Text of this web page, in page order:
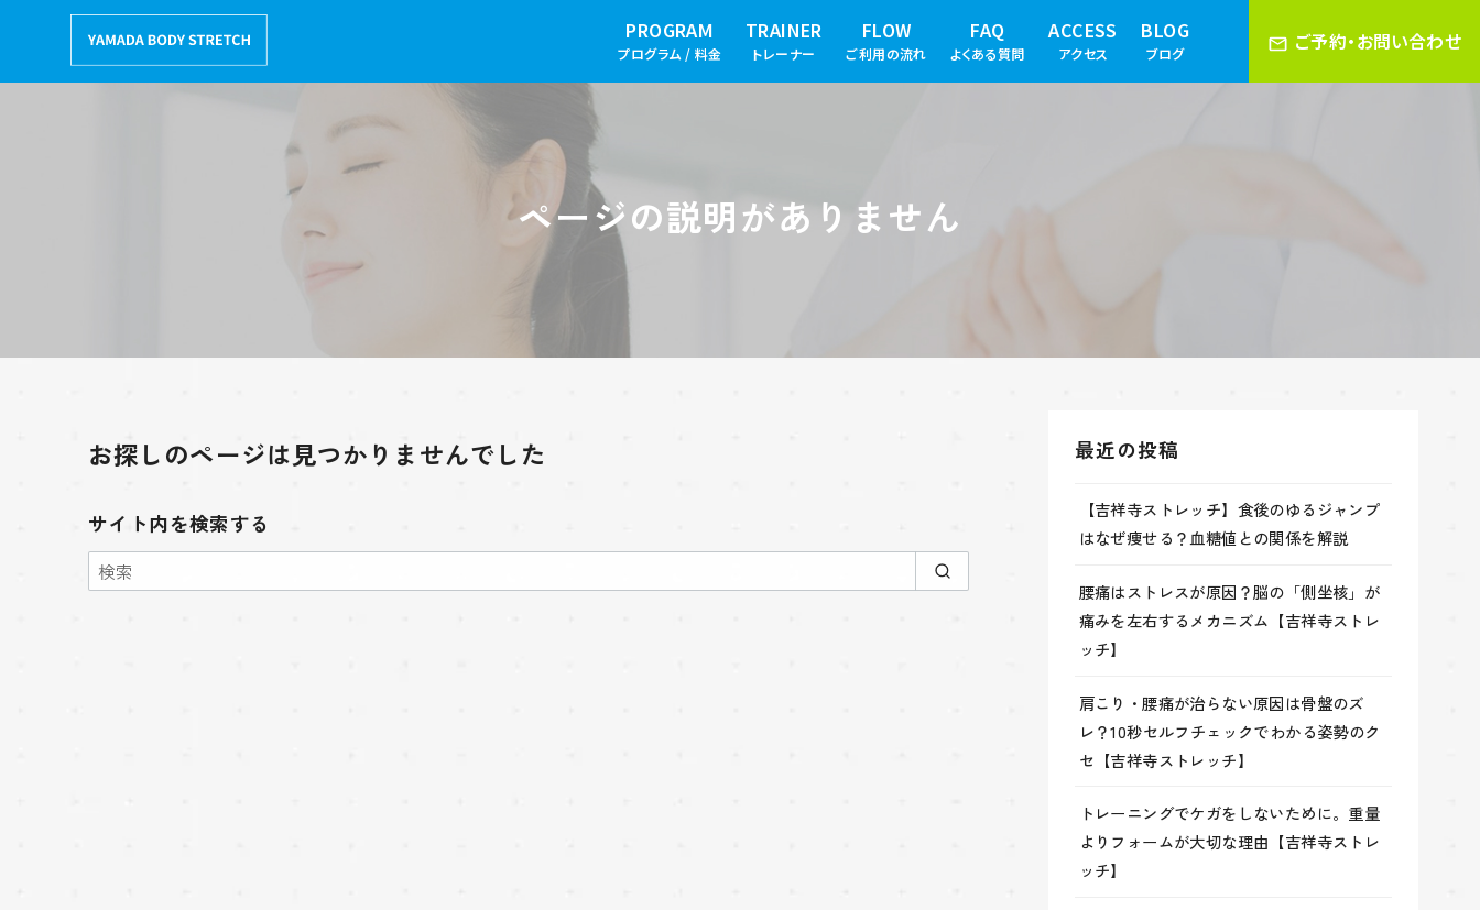
テ
PROGRAM
プログラム / 料金
TRAINER
トレーナー
FLOW
ご利用の流れ
FAQ
よくある質問
ACCESS
アクセス
BLOG
ブログ
ページの説明がありません
ご予約・お問い合わせ
お探しのページは見つかりませんでした
サイト内を検索する
最近の投稿
【吉祥寺ストレッチ】食後のゆるジャンプ
はなぜ痩せる？血糖値との関係を解説
腰痛はストレスが原因？脳の「側坐核」が
痛みを左右するメカニズム【吉祥寺ストレ
ッチ】
肩こり・腰痛が治らない原因は骨盤のズ
レ？10秒セルフチェックでわかる姿勢のク
セ【吉祥寺ストレッチ】
トレーニングでケガをしないために。重量
よりフォームが大切な理由【吉祥寺ストレ
ッチ】